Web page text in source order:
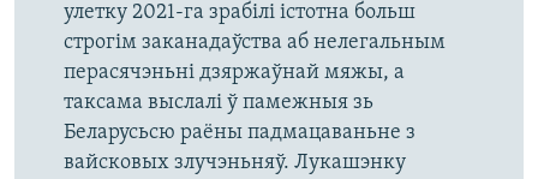
улетку 2021-га зрабілі істотна больш
строгім заканадаўства аб нелегальным
перасячэньні дзяржаўнай мяжы, а
таксама выслалі ў памежныя зь
Беларусьсю раёны падмацаваньне з
вайсковых злучэньняў. Лукашэнку